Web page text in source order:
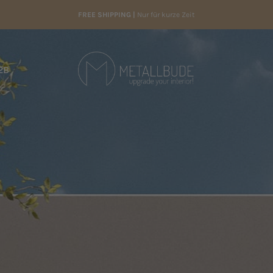
FREE SHIPPING | Nur für kurze Zeit
Metallbude